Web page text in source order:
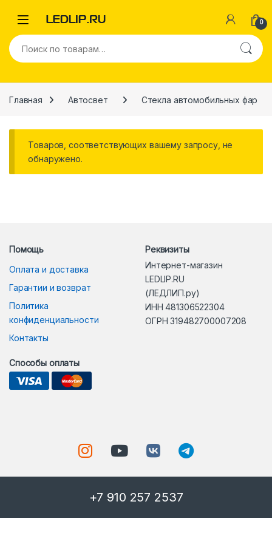
0
Искать:
Главная Автосвет Стекла автомобильных фар
Товаров, соответствующих вашему запросу, не
обнаружено.
Помощь
Оплата и доставка
Гарантии и возврат
Политика
конфиденциальности
Контакты
Реквизиты
Интернет-магазин
LEDLIP.RU
(ЛЕДЛИП.ру)
ИНН 481306522304
ОГРН 319482700007208
Способы оплаты
+7 910 257 2537